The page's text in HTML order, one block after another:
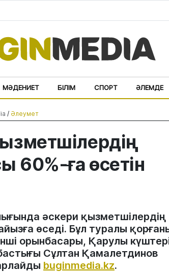
МӘДЕНИЕТ БІЛІМ СПОРТ ӘЛЕМДЕ
/ Әлеумет
60%-ға өсетін
әскери қызметшілердің
өседі. Бұл туралы
орынбасары, Қарулы
Сұлтан Қамалетдинов
buginmedia.kz.